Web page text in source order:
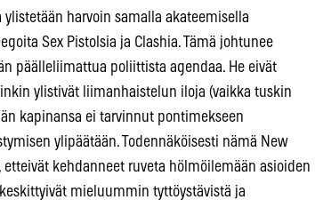
ylistetään harvoin samalla akateemisella
Sex Pistolsia ja Clashia. Tämä johtunee
päälleliimattua poliittista agendaa. He eivät
ylistivät liimanhaistelun iloja (vaikka tuskin
kapinansa ei tarvinnut pontimekseen
ylipäätään. Todennäköisesti nämä New
kehdanneet ruveta hölmöilemään asioiden
mieluummin tyttöystävistä ja